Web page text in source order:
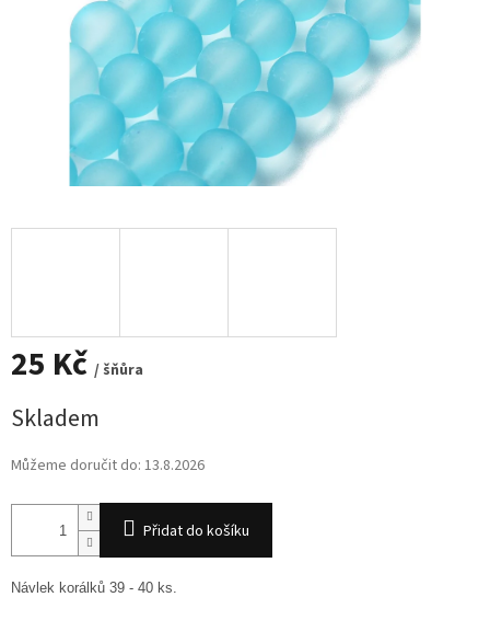
25 Kč / šňůra
cena:
Skladem
Můžeme doručit do: 13.8.2026
Přidat do košíku
Návlek korálků 39 - 40 ks.